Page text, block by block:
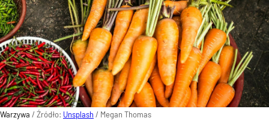
Warzywa / Źródło: Unsplash / Megan Thomas